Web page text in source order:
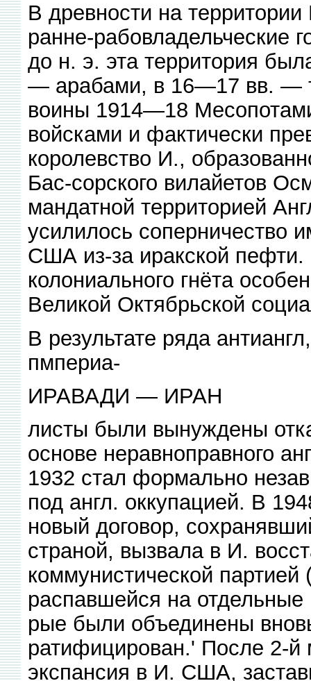
В древности на
ранне-рабовладельческие
до н. э. эта территория
— арабами, в 16—17 вв. —
воины 1914—18
войсками и фактически
королевство И.,
Бас-сорского вилайетов
мандатной территорией
усилилось соперничество
США из-за иракской пефти.
колониального гнёта
Великой Октябрьской
В результате ряда
пмпериа-
ИРАВАДИ — ИРАН
листы были вынуждены
основе неравноправного
1932 стал формально
под англ. оккупацией. В
новый договор,
страной, вызвала в И.
коммунистической
распавшейся на
рые были объединены
ратифицирован.' После 2-й
экспансия в И. США,